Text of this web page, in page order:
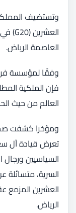
وتستضيف
العاصمة الرياض.
وفقًا لمؤسسة
فإن الملكية
العالم من حيث
ومؤخرا كشفت
تعرض قيادة آل
السياسيين
السرية،
العشرين المزمع
الرياض.